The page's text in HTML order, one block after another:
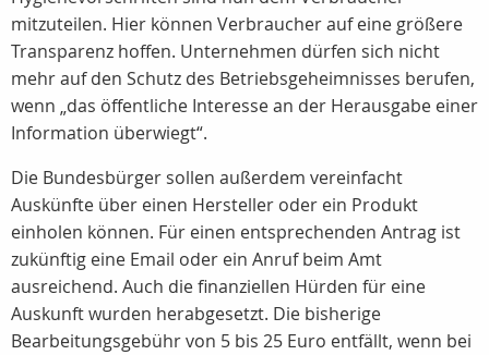
mitzuteilen. Hier können Verbraucher auf eine größere
Transparenz hoffen. Unternehmen dürfen sich nicht
mehr auf den Schutz des Betriebsgeheimnisses berufen,
wenn „das öffentliche Interesse an der Herausgabe einer
Information überwiegt“.
Die Bundesbürger sollen außerdem vereinfacht
Auskünfte über einen Hersteller oder ein Produkt
einholen können. Für einen entsprechenden Antrag ist
zukünftig eine Email oder ein Anruf beim Amt
ausreichend. Auch die finanziellen Hürden für eine
Auskunft wurden herabgesetzt. Die bisherige
Bearbeitungsgebühr von 5 bis 25 Euro entfällt, wenn bei